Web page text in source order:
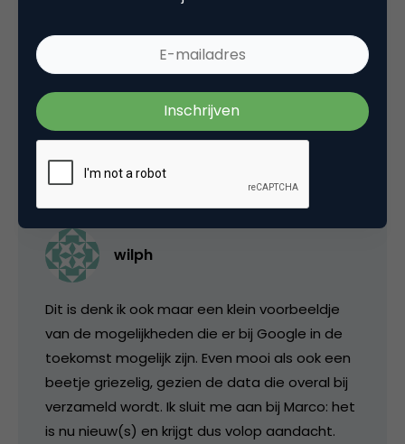
dat ook aandacht. Denk niet dat je dit volgend
jaar als zoveelste partij dit moet gaan doen.
Mee eens!
26 september 2006 om 05:54
wilph
Dit is denk ik ook maar een klein voorbeeldje
van de mogelijkheden die er bij Google in de
toekomst mogelijk zijn. Even mooi als ook een
beetje griezelig, gezien de data die overal bij
verzameld wordt. Ik sluit me aan bij Marco: het
is nu nieuw(s) en krijgt dus volop aandacht.